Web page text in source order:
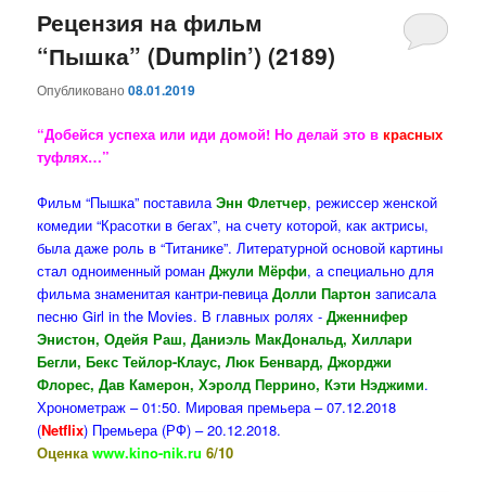
основному
содержимому
дополнительному
содержимому
Рецензия на фильм
“Пышка” (Dumplin’) (2189)
Опубликовано08.01.2019
“Добейся успеха или иди домой! Но делай это вкрасных
туфлях…”
Фильм “Пышка” поставилаЭнн Флетчер, режиссер женской
комедии “Красотки в бегах”, на счету которой, как актрисы,
была даже роль в “Титанике”. Литературной основой картины
стал одноименный романДжули Мёрфи, а специально для
фильма знаменитая кантри-певицаДолли Партон записала
песню Girl in the Movies. В главных ролях -Дженнифер
Энистон, Одейя Раш, Даниэль МакДональд, Хиллари
Бегли, Бекс Тейлор-Клаус, Люк Бенвард, Джорджи
Флорес, Дав Камерон, Хэролд Перрино, Кэти Нэджими.
Хронометраж – 01:50. Мировая премьера – 07.12.2018
(Netflix) Премьера (РФ) – 20.12.2018.
Оценкаwww.kino-nik.ru 6/10